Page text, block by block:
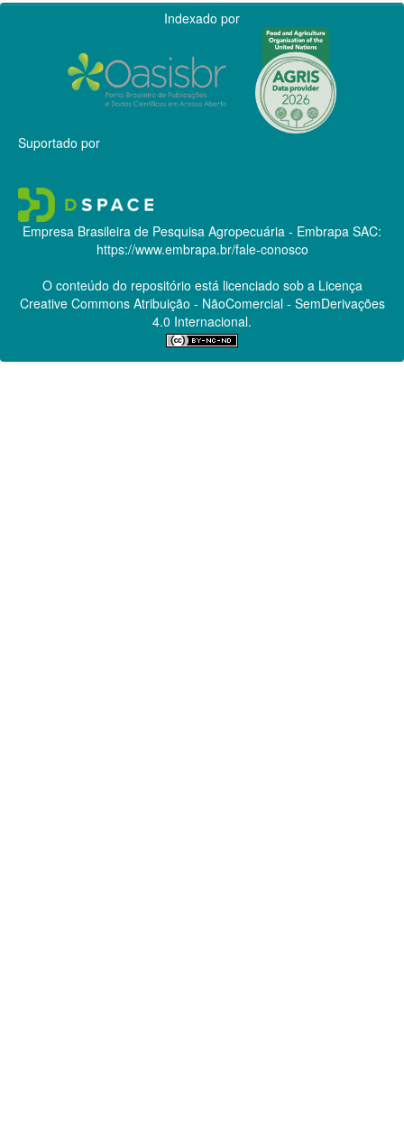
Indexado por
Suportado por
Empresa Brasileira de Pesquisa Agropecuária - Embrapa SAC:
https://www.embrapa.br/fale-conosco
O conteúdo do repositório está licenciado sob a Licença
Creative CommonsAtribuição - NãoComercial - SemDerivações
4.0 Internacional.